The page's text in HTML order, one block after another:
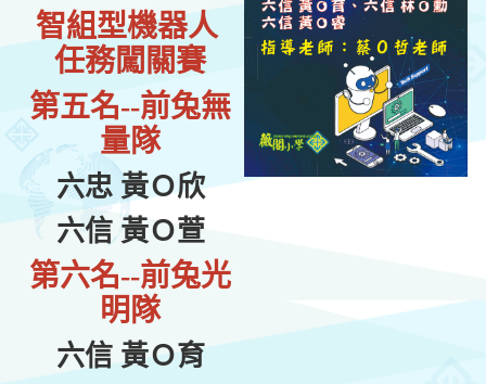
智組型機器人
任務闖關賽
第五名--前兔無
量隊
六忠 黃Ｏ欣
六信 黃Ｏ萱
第六名--前兔光
明隊
六信 黃Ｏ育